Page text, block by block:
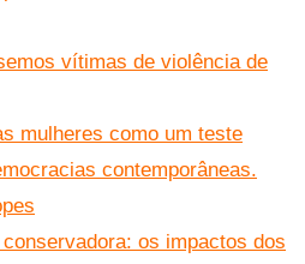
vítimas de violência de
mulheres como um teste
contemporâneas.
os impactos dos